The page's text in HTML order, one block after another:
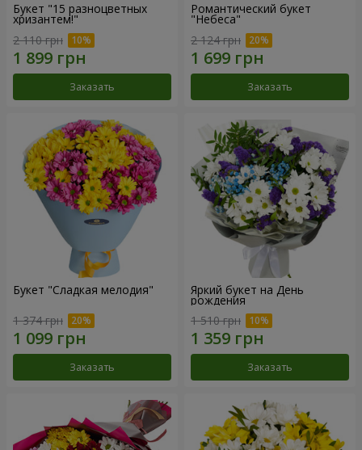
Букет "15 разноцветных
хризантем!"
2 110 грн
Заказать
Романтический букет
"Небеса"
2 124 грн
Заказать
Букет "Сладкая мелодия"
1 374 грн
Заказать
Яркий букет на День
рождения
1 510 грн
Заказать